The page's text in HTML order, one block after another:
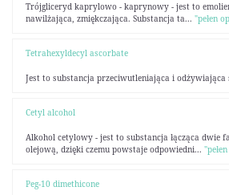
Trójgliceryd kaprylowo - kaprynowy - jest to
nawilżająca, zmiękczająca. Substancja ta... "pełen
Tetrahexyldecyl ascorbate
Jest to substancja przeciwutleniająca i odżywiająca
Cetyl alcohol
Alkohol cetylowy - jest to substancja łącząca dwie
olejową, dzięki czemu powstaje odpowiedni...
Peg-10 dimethicone